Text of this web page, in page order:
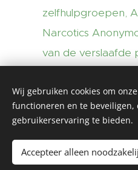
zelfhulpgroepen,
Narcotics
van de verslaafde
en diverse andere
de
Wij gebruiken cookies om
functioneren en te beveiligen,
gebruikerservaring te bieden.
Accepteer alleen